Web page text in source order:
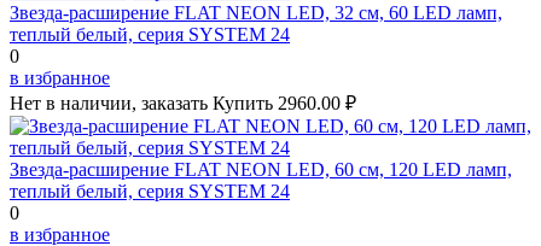
Звезда-расширение FLAT NEON LED, 32 см, 60 LED ламп,
теплый белый, серия SYSTEM 24
0
в избранное
Нет в наличии, заказать Купить 2960.00 ₽
Звезда-расширение FLAT NEON LED, 60 см, 120 LED ламп,
теплый белый, серия SYSTEM 24
0
в избранное